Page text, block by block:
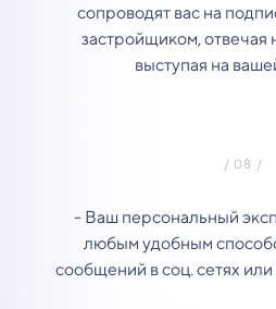
сопроводят вас на
застройщиком, отвечая
выступая на
- Ваш персональный
любым удобным
сообщений в соц. сетях или